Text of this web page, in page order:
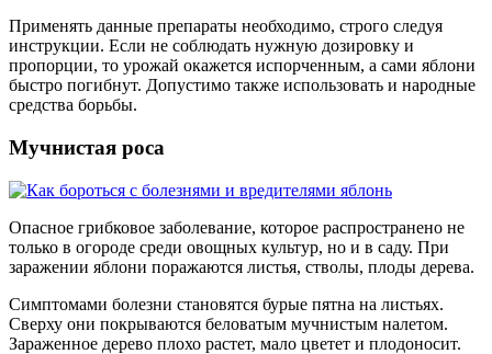
Применять данные препараты необходимо, строго следуя
инструкции. Если не соблюдать нужную дозировку и
пропорции, то урожай окажется испорченным, а сами яблони
быстро погибнут. Допустимо также использовать и народные
средства борьбы.
Мучнистая роса
Опасное грибковое заболевание, которое распространено не
только в огороде среди овощных культур, но и в саду. При
заражении яблони поражаются листья, стволы, плоды дерева.
Симптомами болезни становятся бурые пятна на листьях.
Сверху они покрываются беловатым мучнистым налетом.
Зараженное дерево плохо растет, мало цветет и плодоносит.